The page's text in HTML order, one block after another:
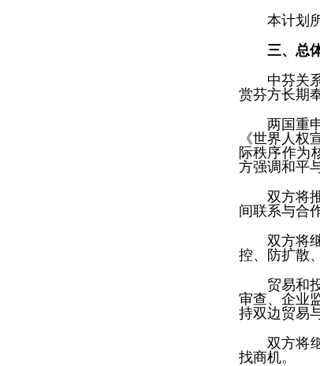
本计划
三、总
中芬关
赏芬方长期
两国重
《世界人
际秩序作为
方强调和平
双方将
间联系与合作
双方将
控、防扩散
贸易和
审查、企业
持双边贸易
双方将
找商机。